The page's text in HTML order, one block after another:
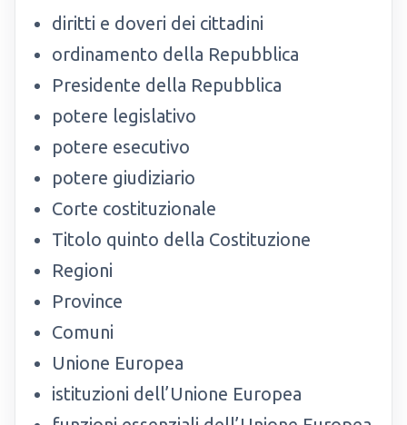
diritti e doveri dei cittadini
ordinamento della Repubblica
Presidente della Repubblica
potere legislativo
potere esecutivo
potere giudiziario
Corte costituzionale
Titolo quinto della Costituzione
Regioni
Province
Comuni
Unione Europea
istituzioni dell’Unione Europea